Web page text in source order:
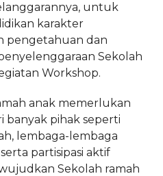
untuk
karakter
pengetahuan dan
Sekolah
Workshop.
anak memerlukan
banyak pihak seperti
lembaga-lembaga
partisipasi aktif
Sekolah ramah